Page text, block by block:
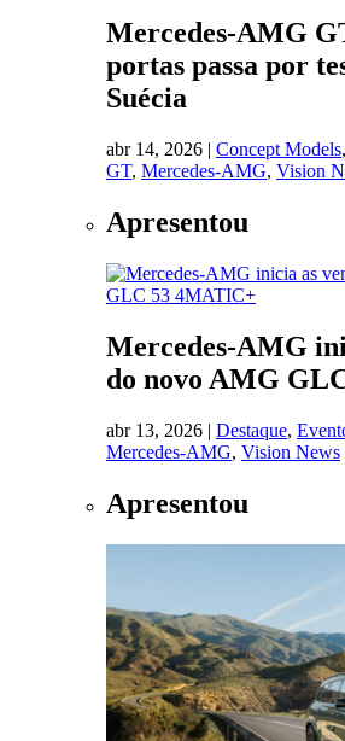
Mercedes-AMG
portas passa por
Suécia
abr 14, 2026 | Concept Models,
GT, Mercedes-AMG, Vision
Apresentou
Mercedes-AMG
do novo AMG
abr 13, 2026 | Destaque,
Mercedes-AMG, Vision News
Apresentou